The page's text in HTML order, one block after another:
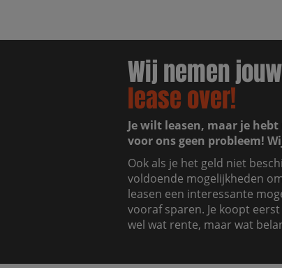
Wij nemen jouw
lease over!
Je wilt leasen, maar je
voor ons geen probleem!
Ook als je het geld niet
voldoende mogelijkheden
leasen een interessante
vooraf sparen. Je koopt
wel wat rente, maar wat